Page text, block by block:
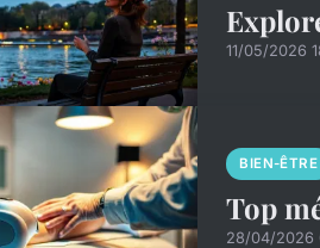
11/05/2026
BIEN-ÊTRE
Top
28/04/2026